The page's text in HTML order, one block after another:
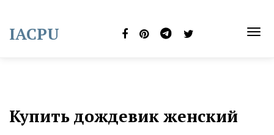
content
IACPU
Купить дождевик женский